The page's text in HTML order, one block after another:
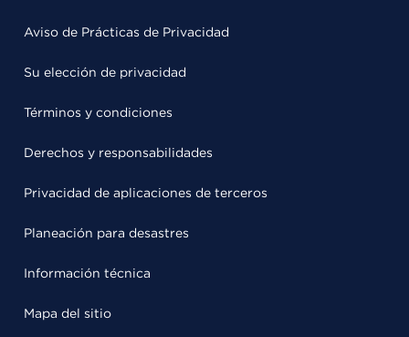
Aviso de Prácticas de Privacidad
Su elección de privacidad
Términos y condiciones
Derechos y responsabilidades
Privacidad de aplicaciones de terceros
Planeación para desastres
Información técnica
Mapa del sitio